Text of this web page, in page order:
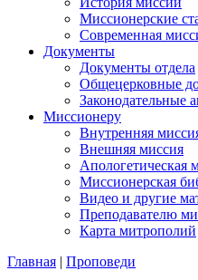
Миссионерские
Современная
Документы
Документы отдела
Общецерковные
Законодательные
Миссионеру
Внутренняя
Внешняя миссия
Апологетическая
Миссионерская
Видео и другие
Преподавателю
Карта митрополий
Главная | Проповеди